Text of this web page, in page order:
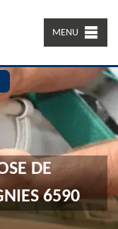
MENU
DE
6590